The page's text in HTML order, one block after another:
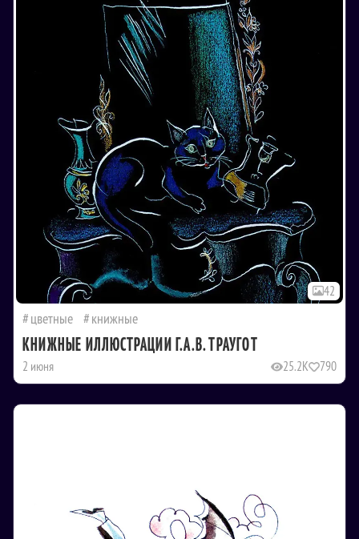
42
цветные книжные
КНИЖНЫЕ ИЛЛЮСТРАЦИИ Г.А.В. ТРАУГОТ
2 июня 25.2K 790